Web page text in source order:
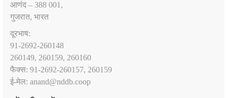
आणंद – 388 001,
गुजरात, भारत
दूरभाष:
91-2692-260148
260149, 260159, 260160
फैक्‍स: 91-2692-260157, 260159
ई-मेल: anand@nddb.coop